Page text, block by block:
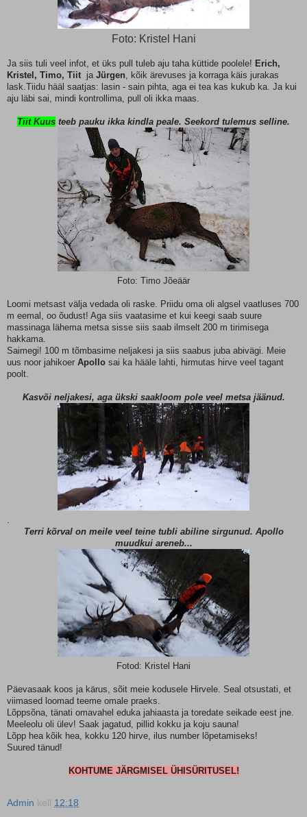
Foto: Kristel Hani
Ja siis tuli veel infot, et üks pull tuleb aju taha küttide poolele! Erich,
Kristel, Timo, Tiit ja Jürgen , kõik ärevuses ja korraga käis jurakas
lask.Tiidu hääl saatjas: lasin - sain pihta, aga ei tea kas kukub ka. Ja kui
aju läbi sai, mindi kontrollima, pull oli ikka maas.
Tiit Kuus teeb pauku ikka kindla peale. Seekord tulemus selline.
Foto: Timo Jõeäär
Loomi metsast välja vedada oli raske. Priidu oma oli algsel vaatluses 700
m eemal, oo õudust! Aga siis vaatasime et kui keegi saab suure
massinaga lähema metsa sisse siis saab ilmselt 200 m tirimisega
hakkama.
Saimegi! 100 m tõmbasime neljakesi ja siis saabus juba abivägi. Meie
uus noor jahikoer Apollo sai ka hääle lahti, hirmutas hirve veel tagant
poolt.
Kasvõi neljakesi, aga ükski saakloom pole veel metsa jäänud.
Terri kõrval on meile veel teine tubli abiline sirgunud. Apollo
muudkui areneb...
Fotod: Kristel Hani
Päevasaak koos ja kärus, sõit meie kodusele Hirvele. Seal otsustati, et
viimased loomad teeme omale praeks.
Lõppsõna, tänati omavahel eduka jahiaasta ja toredate seikade eest jne.
Meeleolu oli ülev! Saak jagatud, pillid kokku ja koju sauna!
Lõpp hea kõik hea, kokku 120 hirve, ilus number lõpetamiseks!
Suured tänud!
KOHTUME JÄRGMISEL ÜHISÜRITUSEL!
Admin kell 12:18